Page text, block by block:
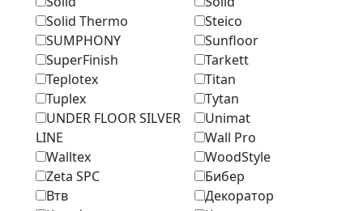
Solid Thermo
Steico
SUMPHONY
Sunfloor
SuperFinish
Tarkett
Teplotex
Titan
Tuplex
Tytan
UNDER FLOOR SILVER
LINE
Unimat
Wall Pro
Walltex
WoodStyle
Zeta SPC
Бибер
Втв
Декоратор